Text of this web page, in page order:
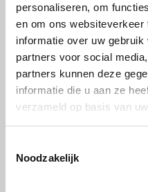
personaliseren, om
en om ons
informatie over uw
partners voor social
partners kunnen deze
informatie die u aan ze
verzameld op basis van
Noodzakelijk